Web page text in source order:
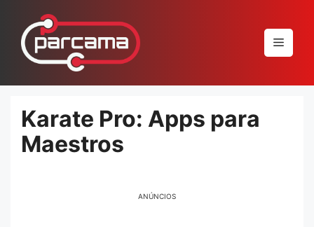
conteúdo
Menu
Karate Pro: Apps para
Maestros
ANÚNCIOS